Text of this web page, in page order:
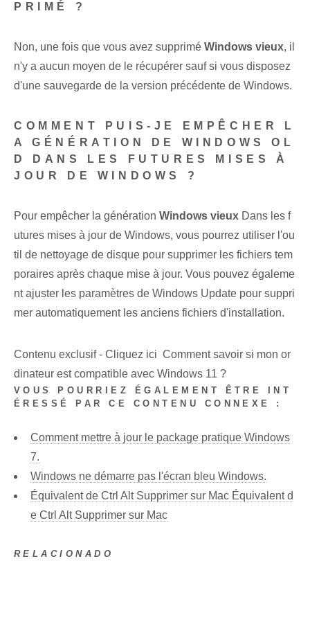
PRIMÉ ?
Non, une fois que vous avez supprimé Windows vieux, il
n'y a aucun moyen de le récupérer sauf si vous disposez
d'une sauvegarde de la version précédente de Windows.
COMMENT PUIS-JE EMPÊCHER L
A GÉNÉRATION DE WINDOWS OL
D DANS LES FUTURES MISES À
JOUR DE WINDOWS ?
Pour empêcher la génération Windows vieux Dans les f
utures mises à jour de Windows, vous pourrez utiliser l'ou
til de nettoyage de disque pour supprimer les fichiers tem
poraires après chaque mise à jour. Vous pouvez égaleme
nt ajuster les paramètres de Windows Update pour suppri
mer automatiquement les anciens fichiers d'installation.
Contenu exclusif - Cliquez ici Comment savoir si mon or
dinateur est compatible avec Windows 11 ?
VOUS POURRIEZ ÉGALEMENT ÊTRE INT
ÉRESSÉ PAR CE CONTENU CONNEXE :
Comment mettre à jour le package pratique Windows
7.
Windows ne démarre pas l'écran bleu Windows.
Équivalent de Ctrl Alt Supprimer sur Mac Équivalent d
e Ctrl Alt Supprimer sur Mac
RELACIONADO